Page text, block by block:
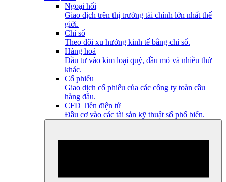
Ngoại hối
Giao dịch trên thị trường tài chính lớn nhất thế
giới.
Chỉ số
Theo dõi xu hướng kinh tế bằng chỉ số.
Hàng hoá
Đầu tư vào kim loại quý, dầu mỏ và nhiều thứ
khác.
Cổ phiếu
Giao dịch cổ phiếu của các công ty toàn cầu
hàng đầu.
CFD Tiền điện tử
Đầu cơ vào các tài sản kỹ thuật số phổ biến.